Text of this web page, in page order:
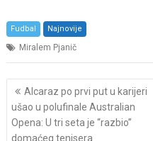
Fudbal Najnovije
Miralem Pjanič
Post
navigation
Alcaraz po prvi put u karijeri
ušao u polufinale Australian
Opena: U tri seta je “razbio”
domaćeg tenisera